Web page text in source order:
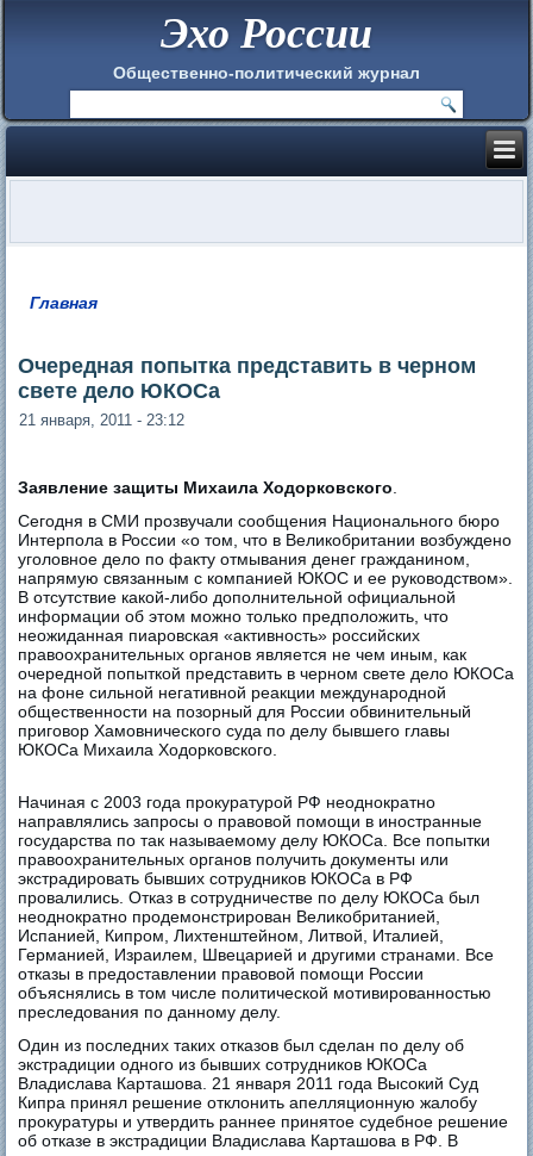
Эхо России
Общественно-политический журнал
Главная
Очередная попытка представить в черном
свете дело ЮКОСа
21 января, 2011 - 23:12
Заявление защиты Михаила Ходорковского
Сегодня в СМИ прозвучали сообщения Национального бюро
Интерпола в России «о том, что в Великобритании возбуждено
уголовное дело по факту отмывания денег гражданином,
напрямую связанным с компанией ЮКОС и ее руководством».
В отсутствие какой-либо дополнительной официальной
информации об этом можно только предположить, что
неожиданная пиаровская «активность» российских
правоохранительных органов является не чем иным, как
очередной попыткой представить в черном свете дело ЮКОСа
на фоне сильной негативной реакции международной
общественности на позорный для России обвинительный
приговор Хамовнического суда по делу бывшего главы
ЮКОСа Михаила Ходорковского.
Начиная с 2003 года прокуратурой РФ неоднократно
направлялись запросы о правовой помощи в иностранные
государства по так называемому делу ЮКОСа. Все попытки
правоохранительных органов получить документы или
экстрадировать бывших сотрудников ЮКОСа в РФ
провалились. Отказ в сотрудничестве по делу ЮКОСа был
неоднократно продемонстрирован Великобританией,
Испанией, Кипром, Лихтенштейном, Литвой, Италией,
Германией, Израилем, Швецарией и другими странами. Все
отказы в предоставлении правовой помощи России
объяснялись в том числе политической мотивированностью
преследования по данному делу.
Один из последних таких отказов был сделан по делу об
экстрадиции одного из бывших сотрудников ЮКОСа
Владислава Карташова. 21 января 2011 года Высокий Суд
Кипра принял решение отклонить апелляционную жалобу
прокуратуры и утвердить раннее принятое судебное решение
об отказе в экстрадиции Владислава Карташова в РФ. В